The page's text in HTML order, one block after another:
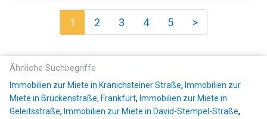
1 2 3 4 5 >
Ähnliche Suchbegriffe
Immobilien zur Miete in Kranichsteiner Straße, Immobilien zur
Miete in Brückenstraße, Frankfurt, Immobilien zur Miete in
Geleitsstraße, Immobilien zur Miete in David-Stempel-Straße,